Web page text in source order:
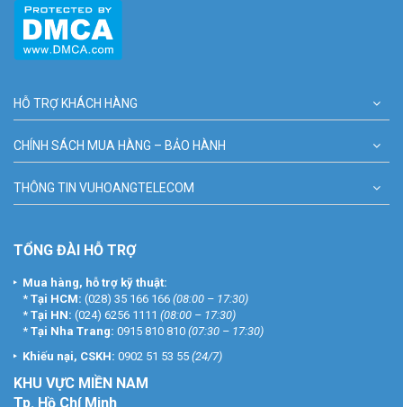
HỖ TRỢ KHÁCH HÀNG
CHÍNH SÁCH MUA HÀNG – BẢO HÀNH
THÔNG TIN VUHOANGTELECOM
TỔNG ĐÀI HỖ TRỢ
Mua hàng, hỗ trợ kỹ thuật:
* Tại HCM: (028) 35 166 166 (08:00 – 17:30)
* Tại HN: (024) 6256 1111 (08:00 – 17:30)
* Tại Nha Trang: 0915 810 810 (07:30 – 17:30)
Khiếu nại, CSKH: 0902 51 53 55 (24/7)
KHU VỰC MIỀN NAM
Tp. Hồ Chí Minh